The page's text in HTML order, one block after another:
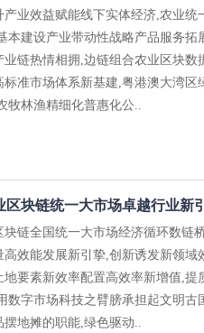
业效益赋能线下实体经济,农业
本建设产业带动性战略产品服务拓
链热情相拥,边链组合农业区块数
准市场体系新基建,粤港澳大湾区
牧林渔精细化普惠化公..
区块链统一大市场卓越行业新
块链全国统一大市场经济循环数链
效能发展新引挚,创新诱发新领域
要素新效率配置高效率新增值,提
数字市场科技之臂膀承担起文明
地摊的职能,绿色驱动..